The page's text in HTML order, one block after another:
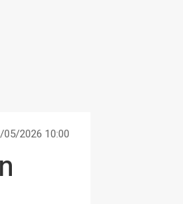
2026 10:00